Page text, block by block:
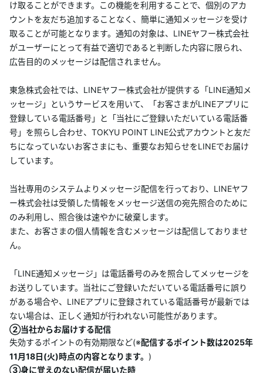
け取ることができます。この機能を利用することで、個別のアカ
ウントを友だち追加することなく、簡単に通知メッセージを受け
取ることが可能となります。通知の対象は、LINEヤフー株式会社
がユーザーにとって有益で適切であると判断した内容に限られ、
広告目的のメッセージは配信されません。
東急株式会社では、LINEヤフー株式会社が提供する「LINE通知メ
ッセージ」というサービスを用いて、「お客さまがLINEアプリに
登録している電話番号」と「当社にご登録いただいている電話番
号」を照らし合わせ、TOKYU POINT LINE公式アカウントと友だ
ちになっていないお客さまにも、重要なお知らせをLINEでお届け
しています。
当社専用のシステムよりメッセージ配信を行っており、LINEヤフ
ー株式会社は受領した情報をメッセージ送信の宛先照合のために
のみ利用し、照合後は速やかに破棄します。
また、お客さまの個人情報を含むメッセージは配信しておりませ
ん。
「LINE通知メッセージ」は電話番号のみを照合してメッセージを
お送りしています。当社にご登録いただいている電話番号に誤り
がある場合や、LINEアプリに登録されている電話番号が最新では
ない場合は、正しく通知が行われない可能性があります。
②当社からお届けする配信
失効するポイントの有効期限など(※配信するポイント数は2025年
11月18日(火)時点の内容となります。 )
③身に覚えのない配信が届いた時